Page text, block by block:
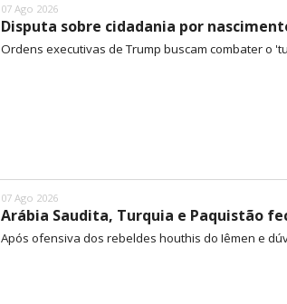
07 Ago 2026
Disputa sobre cidadania por
Ordens executivas de Trump buscam combater o
07 Ago 2026
Arábia Saudita, Turquia e Paquistão
Após ofensiva dos rebeldes houthis do Iêmen e